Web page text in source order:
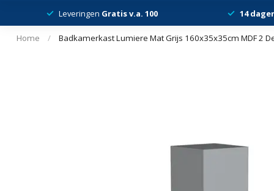
Leveringen Gratis v.a. 100 14
Home / Badkamerkast Lumiere Mat Grijs 160x35x35cm MDF 2